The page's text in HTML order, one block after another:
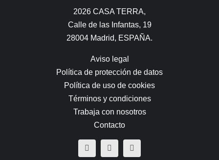
2026 CASA TERRA,
Calle de las Infantas, 19
28004 Madrid, ESPAÑA.
Aviso legal
Política de protección de datos
Política de uso de cookies
Términos y condiciones
Trabaja con nosotros
Contacto